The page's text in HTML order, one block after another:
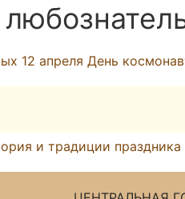
12 апреля День
и традиции праздника